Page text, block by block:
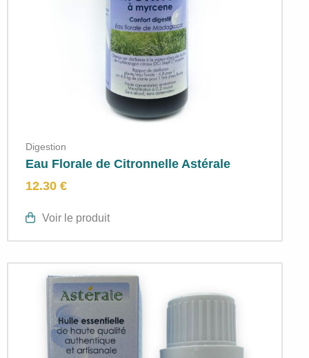
Digestion
Eau Florale de Citronnelle Astérale
12.30 €
Voir le produit